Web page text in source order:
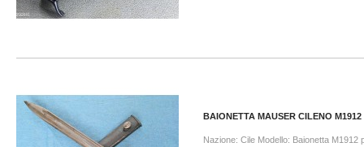
BAIONETTA MAUSER CILENO M1912
Nazione: Cile Modello: Baionetta M1912